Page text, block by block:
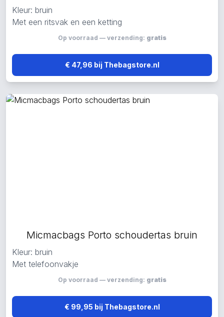
Kleur: bruin
Met een ritsvak en een ketting
Op voorraad — verzending: gratis
€ 47,96 bij Thebagstore.nl
Micmacbags Porto schoudertas bruin
Kleur: bruin
Met telefoonvakje
Op voorraad — verzending: gratis
€ 99,95 bij Thebagstore.nl